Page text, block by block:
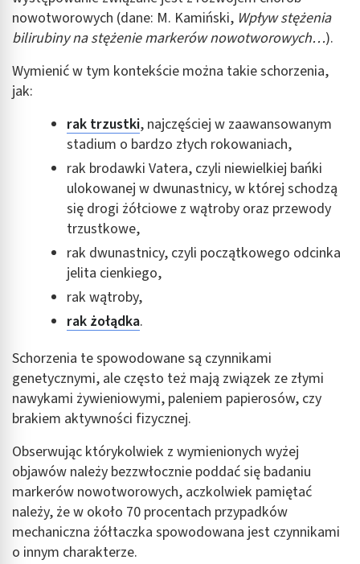
nowotworowych (dane: M. Kamiński, Wpływ stężenia
bilirubiny na stężenie markerów nowotworowych…).
Wymienić w tym kontekście można takie schorzenia,
jak:
rak trzustki, najczęściej w zaawansowanym
stadium o bardzo złych rokowaniach,
rak brodawki Vatera, czyli niewielkiej bańki
ulokowanej w dwunastnicy, w której schodzą
się drogi żółciowe z wątroby oraz przewody
trzustkowe,
rak dwunastnicy, czyli początkowego odcinka
jelita cienkiego,
rak wątroby,
rak żołądka.
Schorzenia te spowodowane są czynnikami
genetycznymi, ale często też mają związek ze złymi
nawykami żywieniowymi, paleniem papierosów, czy
brakiem aktywności fizycznej.
Obserwując którykolwiek z wymienionych wyżej
objawów należy bezzwłocznie poddać się badaniu
markerów nowotworowych, aczkolwiek pamiętać
należy, że w około 70 procentach przypadków
mechaniczna żółtaczka spowodowana jest czynnikami
o innym charakterze.